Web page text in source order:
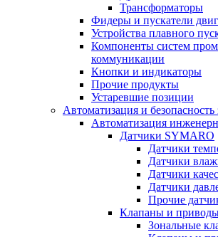
Трансформаторы
Фидеры и пускатели
Устройства плавного
Компоненты систем
коммуникации
Кнопки и индикаторы
Прочие продукты
Устаревшие позиции
Автоматизация и безопасность
Автоматизация
Датчики SYMARO
Датчики
Датчики
Датчики
Датчики
Прочие
Клапаны и
Зональные